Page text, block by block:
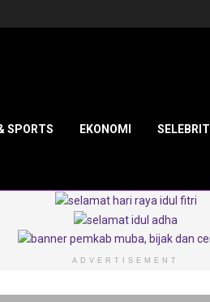
SPORTS EKONOMI SELEBRITI
ADVERTISEMENT